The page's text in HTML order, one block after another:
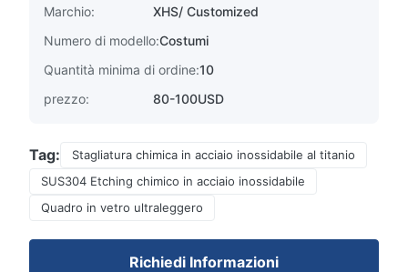
Marchio:
XHS/ Customized
Numero di modello:Costumi
Quantità minima di ordine:10
prezzo:
80-100USD
Tag:
Stagliatura chimica in acciaio inossidabile al titanio
SUS304 Etching chimico in acciaio inossidabile
Quadro in vetro ultraleggero
Richiedi Informazioni